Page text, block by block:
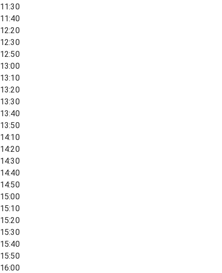
11:30
11:40
12:20
12:30
12:50
13:00
13:10
13:20
13:30
13:40
13:50
14:10
14:20
14:30
14:40
14:50
15:00
15:10
15:20
15:30
15:40
15:50
16:00